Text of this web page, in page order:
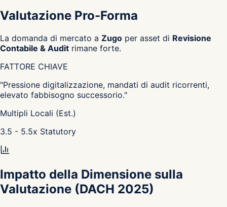
Valutazione Pro-Forma
La domanda di mercato a Zugo per asset di Revisione
Contabile & Audit rimane forte.
FATTORE CHIAVE
"Pressione digitalizzazione, mandati di audit ricorrenti,
elevato fabbisogno successorio."
Multipli Locali (Est.)
3.5 - 5.5x Statutory
Impatto della Dimensione sulla
Valutazione (DACH 2025)